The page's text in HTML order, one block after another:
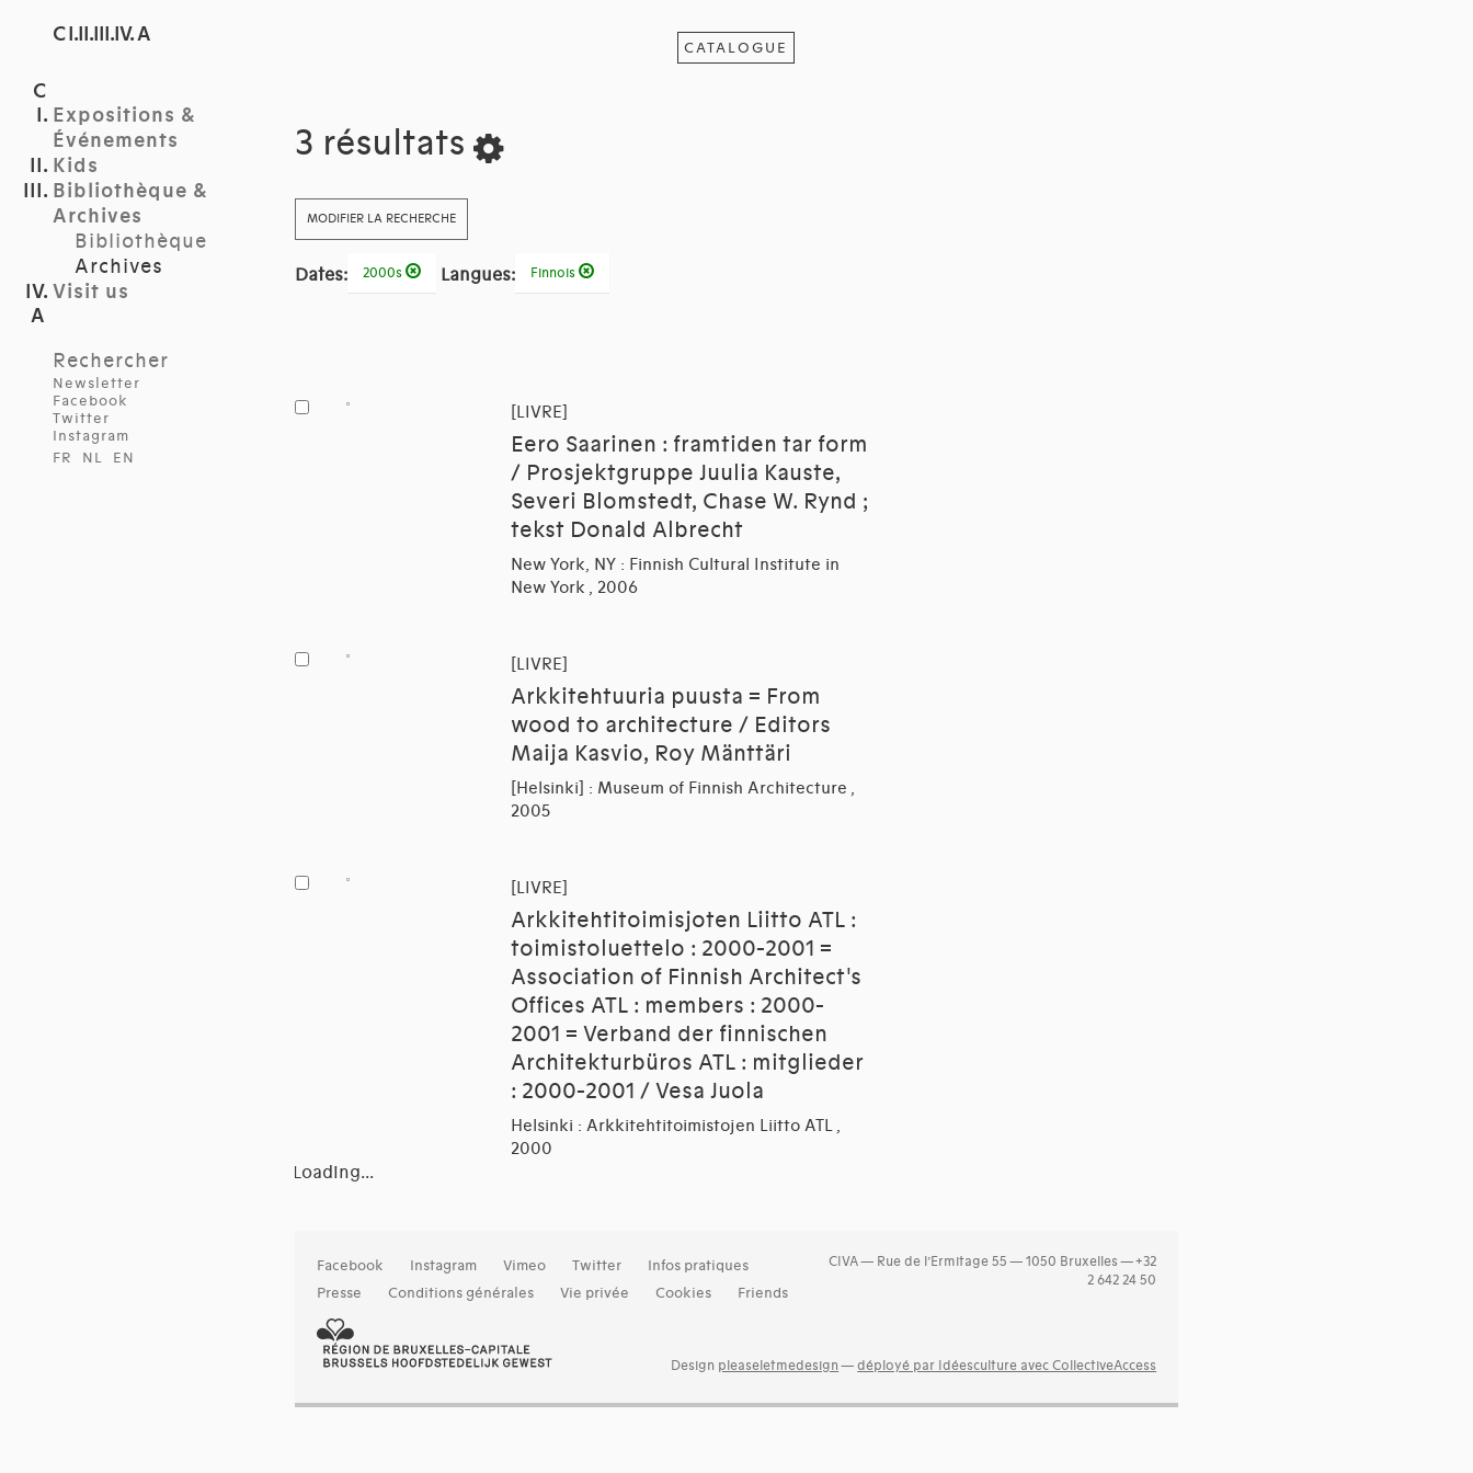
C I.II.III.IV. A
Expositions &
Événements
Kids
Bibliothèque &
Archives
Bibliothèque
Archives
Visit us
Rechercher
Newsletter
Facebook
Twitter
Instagram
FR
NL EN
CATALOGUE
3 résultats
MODIFIER LA RECHERCHE
Dates: 2000s Langues: Finnois
[LIVRE]
Eero Saarinen : framtiden tar form
/ Prosjektgruppe Juulia Kauste,
Severi Blomstedt, Chase W. Rynd ;
tekst Donald Albrecht
New York, NY : Finnish Cultural Institute in
New York , 2006
[LIVRE]
Arkkitehtuuria puusta = From
wood to architecture / Editors
Maija Kasvio, Roy Mänttäri
[Helsinki] : Museum of Finnish Architecture ,
2005
[LIVRE]
Arkkitehtitoimisjoten Liitto ATL :
toimistoluettelo : 2000-2001 =
Association of Finnish Architect's
Offices ATL : members : 2000-
2001 = Verband der finnischen
Architekturbüros ATL : mitglieder
: 2000-2001 / Vesa Juola
Helsinki : Arkkitehtitoimistojen Liitto ATL ,
2000
Loading...
Facebook Instagram Vimeo Twitter
Infos pratiques
Presse
Conditions générales Vie privée Cookies Friends
CIVA — Rue de l’Ermitage 55 — 1050 Bruxelles — +32
2 642 24 50
Design pleaseletmedesign —déployé par Idéesculture avec CollectiveAccess